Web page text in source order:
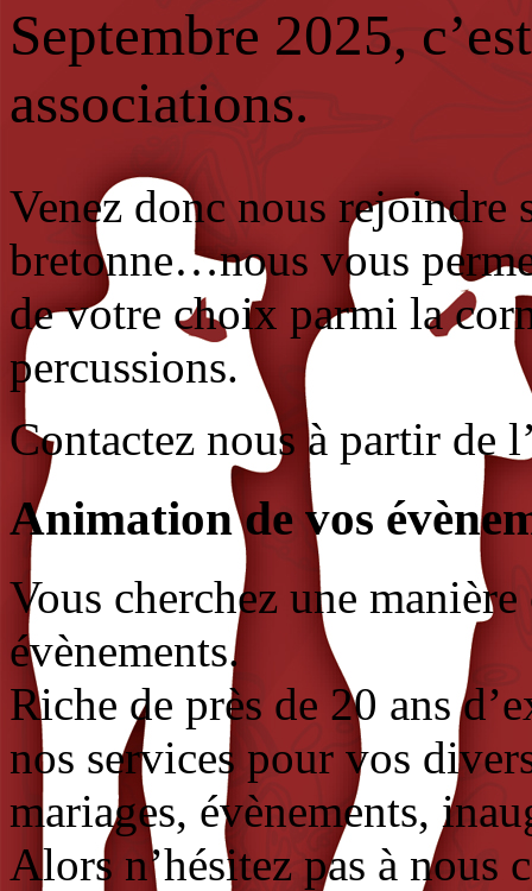
Septembre 2025,
associations.
Venez donc nous rejoindre
bretonne…nous vous
de votre choix parmi la
percussions.
Contactez nous à partir de
Animation de vos
Vous cherchez une
évènements.
Riche de près de 20 ans
nos services pour vos
mariages, évènements,
Alors n’hésitez pas à nous